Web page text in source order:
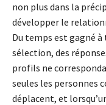
non plus dans la
développer le
Du temps est gagné à
sélection, des
profils ne
seules les personnes
déplacent, et